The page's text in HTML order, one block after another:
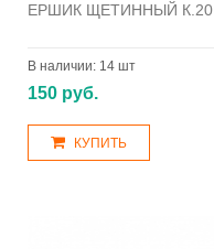
ЕРШИК ЩЕТИННЫЙ К.20
В наличии: 14 шт
150 руб.
КУПИТЬ